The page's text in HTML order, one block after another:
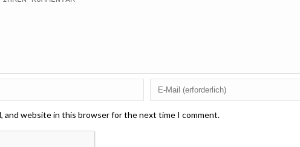
and website in this browser for the next time I comment.